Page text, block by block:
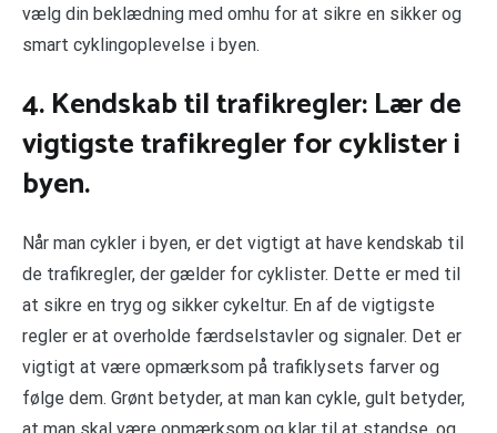
vælg din beklædning med omhu for at sikre en sikker og
smart cyklingoplevelse i byen.
4. Kendskab til trafikregler: Lær de
vigtigste trafikregler for cyklister i
byen.
Når man cykler i byen, er det vigtigt at have kendskab til
de trafikregler, der gælder for cyklister. Dette er med til
at sikre en tryg og sikker cykeltur. En af de vigtigste
regler er at overholde færdselstavler og signaler. Det er
vigtigt at være opmærksom på trafiklysets farver og
følge dem. Grønt betyder, at man kan cykle, gult betyder,